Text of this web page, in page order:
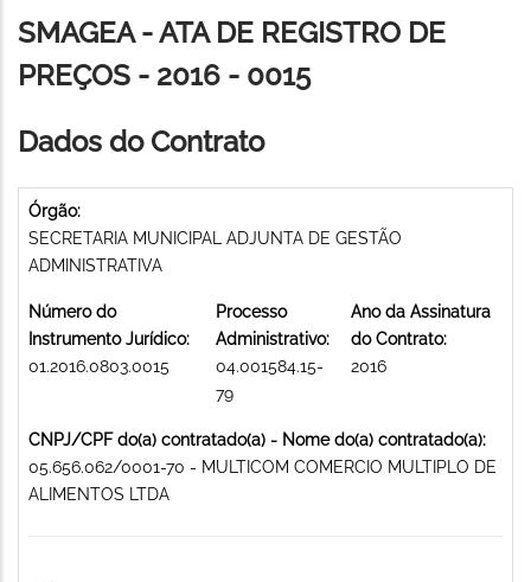
de
navegação
SMAGEA - ATA DE REGISTRO DE
PREÇOS - 2016 - 0015
Dados do Contrato
Órgão:
SECRETARIA MUNICIPAL ADJUNTA DE GESTÃO
ADMINISTRATIVA
Número do
Instrumento Jurídico:
01.2016.0803.0015
Processo
Administrativo:
04.001584.15-
79
Ano da Assinatura
do Contrato:
2016
CNPJ/CPF do(a) contratado(a) - Nome do(a) contratado(a):
05.656.062/0001-70 - MULTICOM COMERCIO MULTIPLO DE
ALIMENTOS LTDA